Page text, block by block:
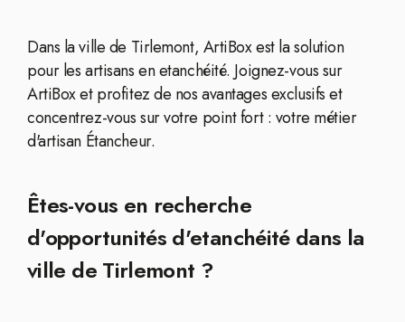
Dans la ville de Tirlemont, ArtiBox est la solution
pour les artisans en etanchéité. Joignez-vous sur
ArtiBox et profitez de nos avantages exclusifs et
concentrez-vous sur votre point fort : votre métier
d'artisan Étancheur.
Êtes-vous en recherche
d'opportunités d'etanchéité dans la
ville de Tirlemont ?